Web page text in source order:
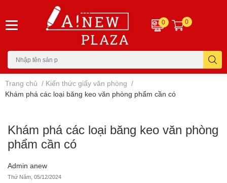
0 0
Trang chủ / Kiến thức giấy văn phòng /
Khám phá các loại băng keo văn phòng phẩm cần có
Khám phá các loại băng keo văn phòng
phẩm cần có
Admin anew
Thứ Năm, 05/12/2024